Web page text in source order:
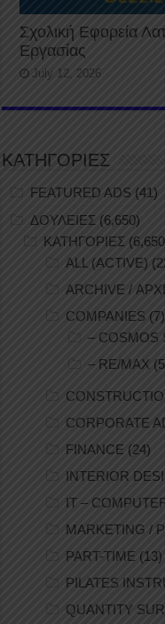
Σχολική Εφορεία
Εργασίας
July 12, 2026
ΚΑΤΗΓΟΡΙΕΣ
FEATURED ADS (41)
ΔΟΥΛΕΙΕΣ (6,650)
ΚΑΤΗΓΟΡΙΕΣ
ALL (ACTIVE)
ARCHIVE /
COMPANIES (7)
– COSMOS
– RE/MAX
CORPORATE
FINANCE (24)
INTERIOR
IT –
MARKETING /
PART-TIME (13)
PILATES
QUANTITY